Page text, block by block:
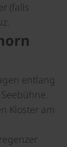
(falls
entlang
Kloster am